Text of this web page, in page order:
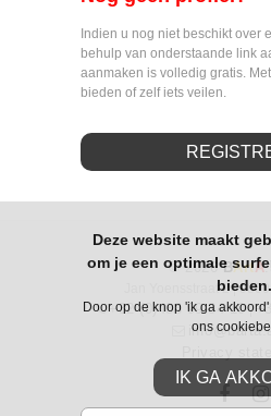
Indien u nog niet beschikt over
behulp van onderstaande link
aanmaken is volledig gratis.
bieden of zelf iets veilen.
© 2026BArtA
Jan Yoensstraat 2 |
+32 (0)488 99 84 10|
Deze website maakt
om je een optimale
bieden.
Door op de knop 'ik ga
ons
IK GA